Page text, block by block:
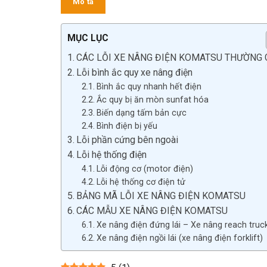
MỤC LỤC
CÁC LỖI XE NÂNG ĐIỆN KOMATSU THƯỜNG
Lỗi bình ắc quy xe nâng điện
Bình ắc quy nhanh hết điện
Ắc quy bị ăn mòn sunfat hóa
Biến dạng tấm bản cực
Bình điện bị yếu
Lỗi phần cứng bên ngoài
Lỗi hệ thống điện
Lỗi động cơ (motor điện)
Lỗi hệ thống cơ điện tử
BẢNG MÃ LỖI XE NÂNG ĐIỆN KOMATSU
CÁC MẪU XE NÂNG ĐIỆN KOMATSU
Xe nâng điện đứng lái – Xe nâng reach
Xe nâng điện ngồi lái (xe nâng điện forklift)